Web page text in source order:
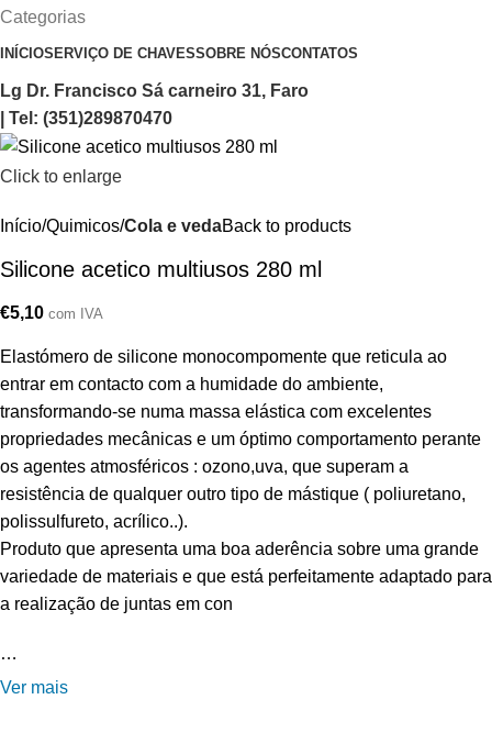
Categorias
INÍCIOSERVIÇO DE CHAVESSOBRE NÓSCONTATOS
Lg Dr. Francisco Sá carneiro 31, Faro
| Tel: (351)289870470
Click to enlarge
Início Quimicos Cola e vedaBack to products
Silicone acetico multiusos 280 ml
€5,10 com IVA
Elastómero de silicone monocompomente que reticula ao
entrar em contacto com a humidade do ambiente,
transformando-se numa massa elástica com excelentes
propriedades mecânicas e um óptimo comportamento perante
os agentes atmosféricos : ozono,uva, que superam a
resistência de qualquer outro tipo de mástique ( poliuretano,
polissulfureto, acrílico..).
Produto que apresenta uma boa aderência sobre uma grande
variedade de materiais e que está perfeitamente adaptado para
a realização de juntas em con
…
Ver mais